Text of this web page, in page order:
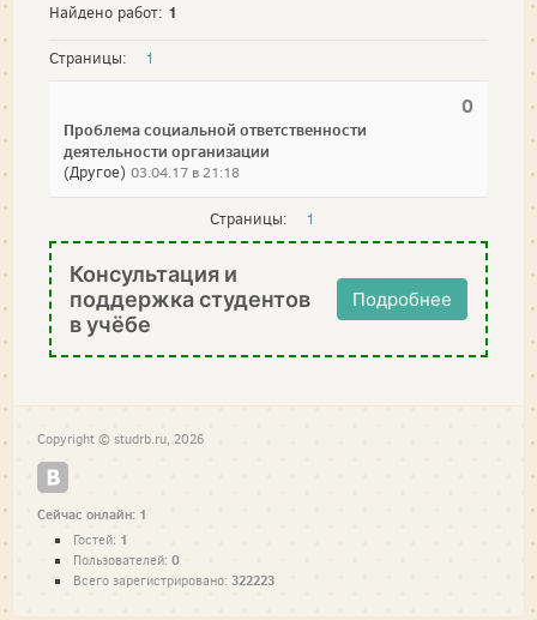
Найдено работ: 1
Страницы: 1
0
Проблема социальной ответственности
деятельности организации
(Другое) 03.04.17 в 21:18
Страницы: 1
Консультация и
поддержка студентов
в учёбе
Подробнее
Copyright © studrb.ru, 2026
Сейчас онлайн: 1
Гостей: 1
Пользователей: 0
Всего зарегистрировано: 322223